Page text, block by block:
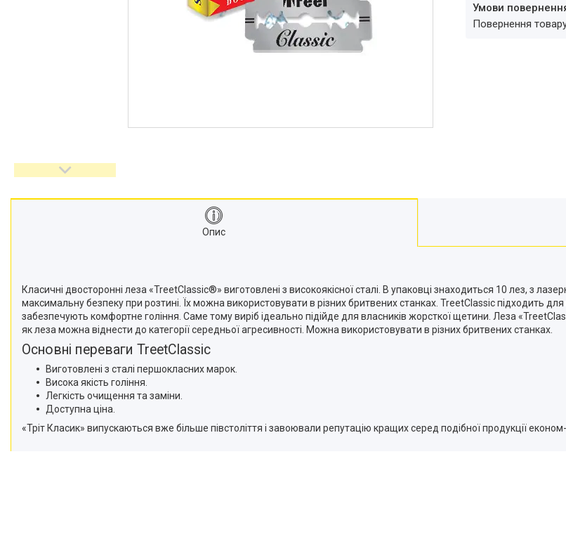
Електричні зубні щітки
Про нас
повернення
Опис
Класичні двосторонні леза «TreetClassic®» виготовлені з високоякісної сталі. В упаковці знаходиться 10 лез, з
максимальну безпеку при розтині. Їх можна використовувати в різних бритвених станках. TreetClassic підходить
забезпечують комфортне гоління. Саме тому виріб ідеально підійде для власників жорсткої щетини. Леза
як леза можна віднести до категорії середньої агресивності. Можна використовувати в різних бритвених станках.
Основні переваги TreetClassic
Виготовлені з сталі першокласних марок.
Висока якість гоління.
Легкість очищення та заміни.
Доступна ціна.
«Тріт Класик» випускаються вже більше півстоліття і завоювали репутацію кращих серед подібної продукції